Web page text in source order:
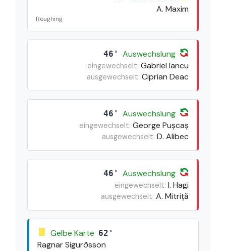
A. Maxim
Roughing
46' Auswechslung
eingewechselt: Gabriel Iancu
ausgewechselt: Ciprian Deac
46' Auswechslung
eingewechselt: George Pușcaș
ausgewechselt: D. Alibec
46' Auswechslung
eingewechselt: I. Hagi
ausgewechselt: A. Mitriță
Gelbe Karte 62'
Ragnar Sigurðsson